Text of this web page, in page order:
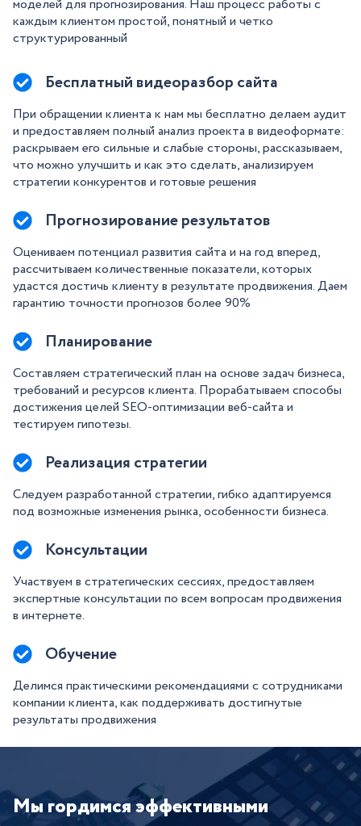
моделей для прогнозирования. Наш процесс работы с
каждым клиентом простой, понятный и четко
структурированный
Бесплатный видеоразбор сайта
При обращении клиента к нам мы бесплатно делаем аудит
и предоставляем полный анализ проекта в видеоформате:
раскрываем его сильные и слабые стороны, рассказываем,
что можно улучшить и как это сделать, анализируем
стратегии конкурентов и готовые решения
Прогнозирование результатов
Оцениваем потенциал развития сайта и на год вперед,
рассчитываем количественные показатели, которых
удастся достичь клиенту в результате продвижения. Даем
гарантию точности прогнозов более 90%
Планирование
Составляем стратегический план на основе задач бизнеса,
требований и ресурсов клиента. Прорабатываем способы
достижения целей SEO-оптимизации веб-сайта и
тестируем гипотезы.
Реализация стратегии
Следуем разработанной стратегии, гибко адаптируемся
под возможные изменения рынка, особенности бизнеса.
Консультации
Участвуем в стратегических сессиях, предоставляем
экспертные консультации по всем вопросам продвижения
в интернете.
Обучение
Делимся практическими рекомендациями с сотрудниками
компании клиента, как поддерживать достигнутые
результаты продвижения
Мы гордимся эффективными